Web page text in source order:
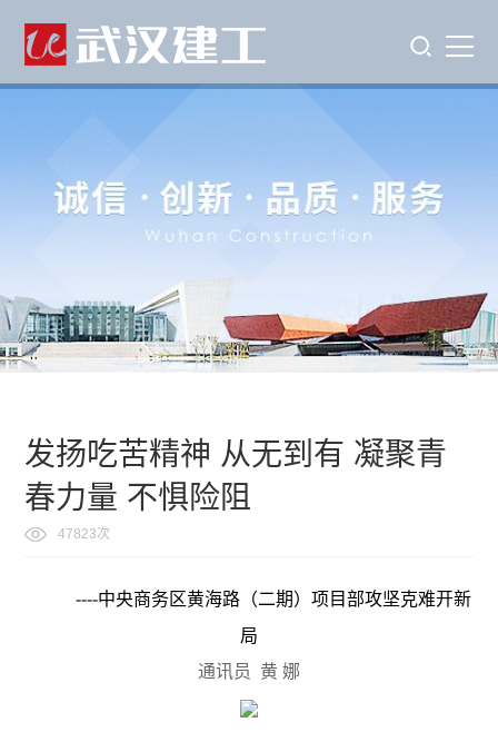
发扬吃苦精神 从无到有 凝聚青
春力量 不惧险阻
47823次
----中央商务区黄海路（二期）项目部攻坚克难开新
局
通讯员
黄 娜